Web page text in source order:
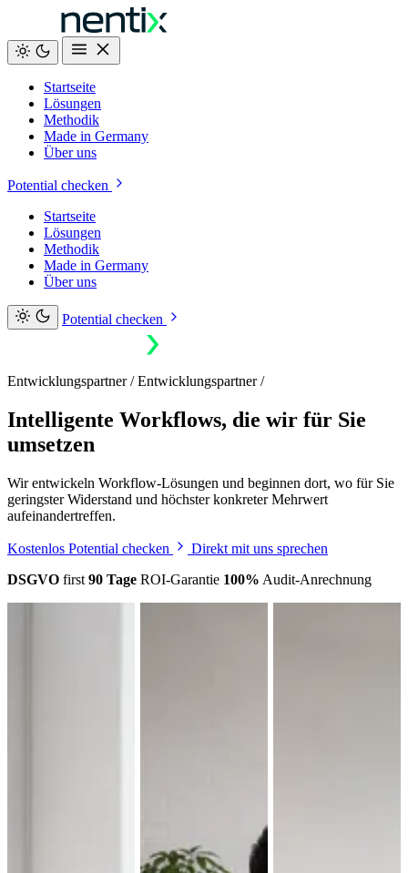
Startseite
Lösungen
Methodik
Made in Germany
Über uns
Potential checken
Startseite
Lösungen
Methodik
Made in Germany
Über uns
Potential checken
Entwicklungspartner / Entwicklungspartner /
Intelligente Workflows, die wir für Sie
umsetzen
Wir entwickeln Workflow-Lösungen und beginnen dort, wo für Sie
geringster Widerstand und höchster konkreter Mehrwert
aufeinandertreffen.
Kostenlos Potential checken
Direkt mit uns sprechen
DSGVO first 90 Tage ROI-Garantie 100% Audit-Anrechnung